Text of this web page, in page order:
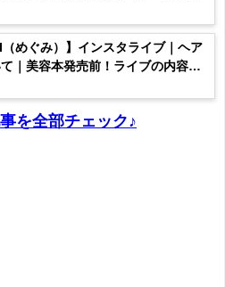
？まとめ♡
（めぐみ）】インスタライブ｜ヘア
｜美容本発売前！ライブの内容全
04/08
を全部チェック♪